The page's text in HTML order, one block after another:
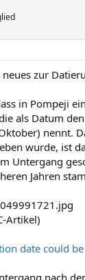
zur
in Pompeji
als Datum
nennt.
wurde, ist
Untergang
Jahren
Artikel)
date could
nach